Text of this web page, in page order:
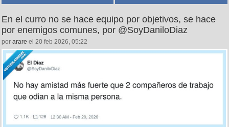
En el curro no se hace equipo por objetivos, se hace
por enemigos comunes, por @SoyDaniloDiaz
por arare el 20 feb 2026, 05:22